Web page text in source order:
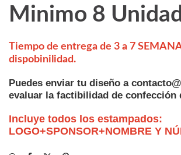
Minimo 8
Tiempo de entrega de 3 a 7
dispobinilidad.
Puedes enviar tu diseño a
evaluar la factibilidad de confección
Incluye todos los estampados:
LOGO+SPONSOR+NOMBRE Y